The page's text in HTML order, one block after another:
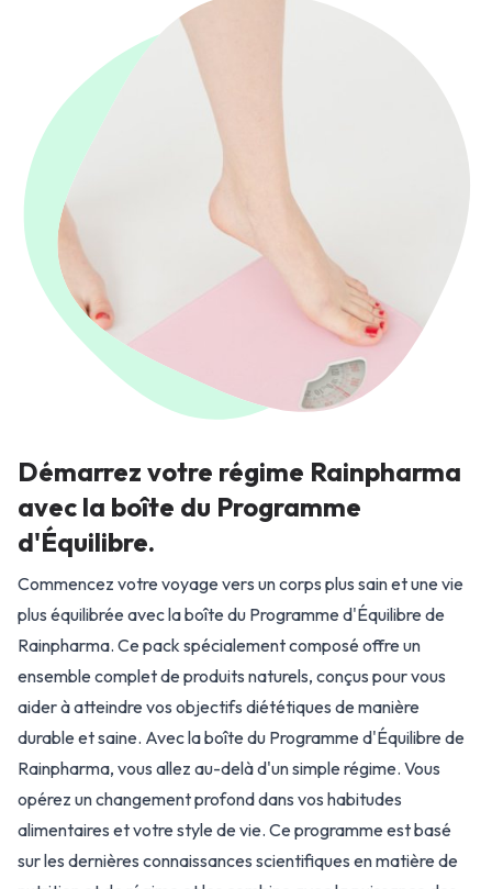
Démarrez votre régime Rainpharma
avec la boîte du Programme
d'Équilibre.
Commencez votre voyage vers un corps plus sain et une vie
plus équilibrée avec la boîte du Programme d'Équilibre de
Rainpharma. Ce pack spécialement composé offre un
ensemble complet de produits naturels, conçus pour vous
aider à atteindre vos objectifs diététiques de manière
durable et saine. Avec la boîte du Programme d'Équilibre de
Rainpharma, vous allez au-delà d'un simple régime. Vous
opérez un changement profond dans vos habitudes
alimentaires et votre style de vie. Ce programme est basé
sur les dernières connaissances scientifiques en matière de